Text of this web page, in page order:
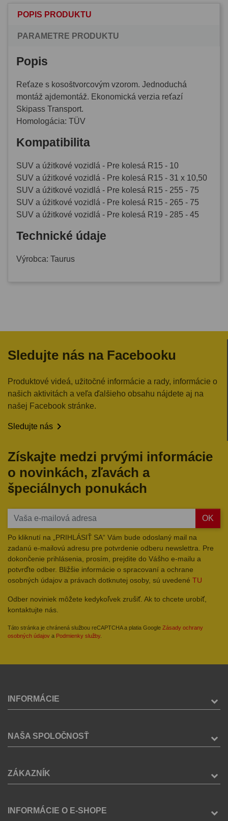
POPIS PRODUKTU
PARAMETRE PRODUKTU
Popis
Reťaze s kosoštvorcovým vzorom. Jednoduchá
montáž ajdemontáž. Ekonomická verzia reťazí
Skipass Transport.
Homologácia: TÜV
Kompatibilita
SUV a úžitkové vozidlá - Pre kolesá R15 - 10
SUV a úžitkové vozidlá - Pre kolesá R15 - 31 x 10,50
SUV a úžitkové vozidlá - Pre kolesá R15 - 255 - 75
SUV a úžitkové vozidlá - Pre kolesá R15 - 265 - 75
SUV a úžitkové vozidlá - Pre kolesá R19 - 285 - 45
Technické údaje
Výrobca: Taurus
Sledujte nás na Facebooku
Produktové videá, užitočné informácie a rady, informácie o
našich aktivitách a veľa ďalšieho obsahu nájdete aj na
našej Facebook stránke.
Sledujte nás 
Získajte medzi prvými informácie
o novinkách, zľavách a
špeciálnych ponukách
OK
Po kliknutí na „PRIHLÁSIŤ SA“ Vám bude odoslaný mail na
zadanú e-mailovú adresu pre potvrdenie odberu newslettra. Pre
dokončenie prihlásenia, prosím, prejdite do Vášho e-mailu a
potvrďte odber. Bližšie informácie o spracovaní a ochrane
osobných údajov a právach dotknutej osoby, sú uvedené TU
Odber noviniek môžete kedykoľvek zrušiť. Ak to chcete urobiť,
kontaktujte nás.
Táto stránka je chránená službou reCAPTCHA a platia Google Zásady ochrany
osobných údajov a Podmienky služby.
INFORMÁCIE
NAŠA SPOLOČNOSŤ
ZÁKAZNÍK
INFORMÁCIE O E-SHOPE